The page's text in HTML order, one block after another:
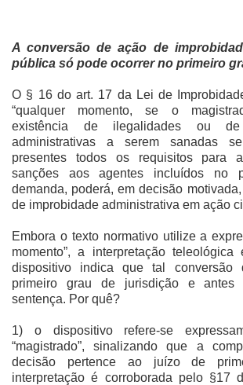
A conversão de ação de
pública só pode ocorrer no primeiro
O § 16 do art. 17 da Lei de
“qualquer momento, se o
existência de ilegalidades ou de
administrativas a serem sanadas
presentes todos os requisitos para
sanções aos agentes incluídos no
demanda, poderá, em decisão
de improbidade administrativa em ação
Embora o texto normativo utilize a
momento”, a interpretação
dispositivo indica que tal conversão
primeiro grau de jurisdição e antes
sentença. Por quê?
1) o dispositivo refere-se
“magistrado”, sinalizando que a
decisão pertence ao juízo de
interpretação é corroborada pelo §17